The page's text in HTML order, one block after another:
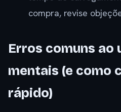
compra, revise
Erros comuns ao
mentais (e como
rápido)